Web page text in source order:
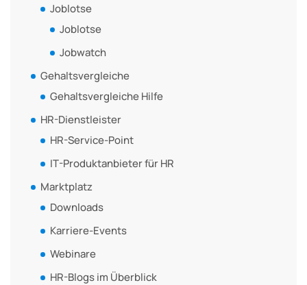
Joblotse
Joblotse
Jobwatch
Gehaltsvergleiche
Gehaltsvergleiche Hilfe
HR-Dienstleister
HR-Service-Point
IT-Produktanbieter für HR
Marktplatz
Downloads
Karriere-Events
Webinare
HR-Blogs im Überblick